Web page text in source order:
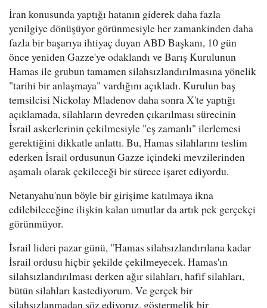
İran konusunda yaptığı hatanın giderek daha fazla
yenilgiye dönüşüyor görünmesiyle her zamankinden daha
fazla bir başarıya ihtiyaç duyan ABD Başkanı, 10 gün
önce yeniden Gazze'ye odaklandı ve Barış Kurulunun
Hamas ile grubun tamamen silahsızlandırılmasına yönelik
"tarihi bir anlaşmaya" vardığını açıkladı. Kurulun baş
temsilcisi Nickolay Mladenov daha sonra X'te yaptığı
açıklamada, silahların devreden çıkarılması sürecinin
İsrail askerlerinin çekilmesiyle "eş zamanlı" ilerlemesi
gerektiğini dikkatle anlattı. Bu, Hamas silahlarını teslim
ederken İsrail ordusunun Gazze içindeki mevzilerinden
aşamalı olarak çekileceği bir sürece işaret ediyordu.
Netanyahu'nun böyle bir girişime katılmaya ikna
edilebileceğine ilişkin kalan umutlar da artık pek gerçekçi
görünmüyor.
İsrail lideri pazar günü, "Hamas silahsızlandırılana kadar
İsrail ordusu hiçbir şekilde çekilmeyecek. Hamas'ın
silahsızlandırılması derken ağır silahları, hafif silahları,
bütün silahları kastediyorum. Ve gerçek bir
silahsızlanmadan söz ediyoruz, göstermelik bir